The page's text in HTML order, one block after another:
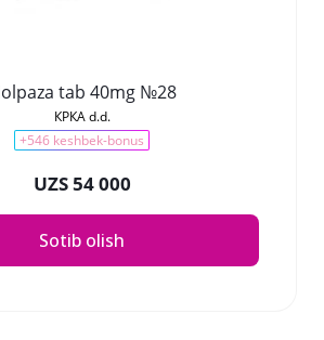
tab 40mg №28
КРКА d.d.
+546 keshbek-bonus
UZS 54 000
Sotib olish